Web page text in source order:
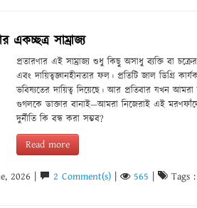
একচ্ছত্র সাম্রাজ্য
প্রতারণার এই সাম্রাজ্য শুধু কিছু অসাধু ব্যক্তি বা
এবং দায়িত্বজ্ঞানহীনতার ফল। প্রতিটি জাল ডিগ্রি
ভবিষ্যতের দায়িত্ব দিয়েছে। আর প্রতিবার যখন
গুগলকে ডাক্তার বানাই—আমরা নিজেরাই এই
দুর্নীতি কি বন্ধ করা সম্ভব?
Read more
2026 | 2 Comment(s) 565 Tags :